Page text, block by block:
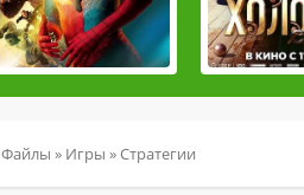
Файлы » Игры »Стратегии